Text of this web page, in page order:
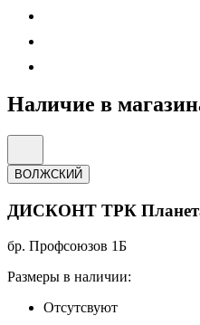
Наличие в
ВОЛЖСКИЙ
ДИСКОНТ ТРК
бр. Профсоюзов 1Б
Размеры в наличии:
Отсутсвуют